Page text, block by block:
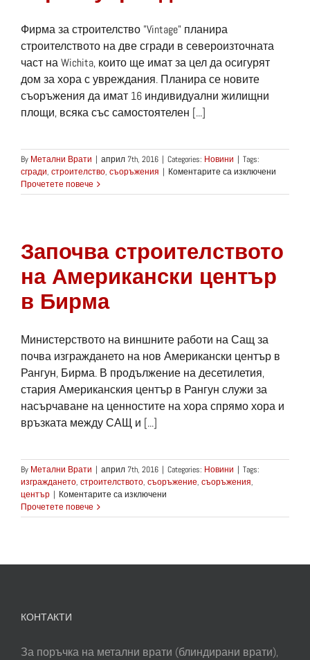
Фирма за строителство "Vintage" планира
строителството на две сгради в североизточната
част на Wichita, които ще имат за цел да осигурят
дом за хора с увреждания. Планира се новите
съоръжения да имат 16 индивидуални жилищни
площи, всяка със самостоятелен [...]
By Метални Врати | април 7th, 2016 | Categories: Новини | Tags:
сгради, строителство, съоръжения | Коментарите са изключени
строи
с
Прочетете повече
Започва строителството
на Американски център
в Бирма
Министерството на виншните работи на Сащ за
почва изграждането на нов Американски център в
Рангун, Бирма. В продължение на десетилетия,
стария Американския център в Рангун служи за
насърчаване на ценностите на хора спрямо хора и
връзката между САЩ и [...]
By Метални Врати | април 7th, 2016 | Categories: Новини | Tags:
изграждането, строителството, съоръжение, съоръжения,
център | Коментарите са изключени
строителството
Прочетете повече
КОНТАКТИ
За поръчка на метални врати (блиндирани врати),